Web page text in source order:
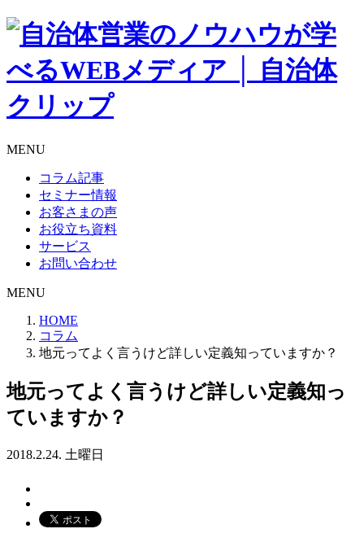
MENU
コラム記事
セミナー情報
お客さまの声
お役立ち資料
サービス
お問い合わせ
MENU
HOME
コラム
地元ってよく言うけど詳しい定義知っていますか？
地元ってよく言うけど詳しい定義知っ
ていますか？
2018.2.24. 土曜日